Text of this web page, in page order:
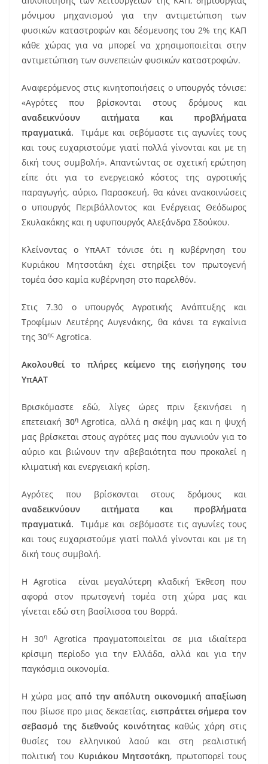
μόνιμου μηχανισμού για την αντιμετώπιση των
φυσικών καταστροφών και δέσμευσης του 2% της ΚΑΠ
κάθε χώρας για να μπορεί να χρησιμοποιείται στην
αντιμετώπιση των συνεπειών φυσικών καταστροφών.
Αναφερόμενος στις κινητοποιήσεις ο υπουργός τόνισε:
«Αγρότες που βρίσκονται στους δρόμους και
αναδεικνύουν αιτήματα και προβλήματα
πραγματικά.Τιμάμε και σεβόμαστε τις αγωνίες τους
και τους ευχαριστούμε γιατί πολλά γίνονται και με τη
δική τους συμβολή». Απαντώντας σε σχετική ερώτηση
είπε ότι για το ενεργειακό κόστος της αγροτικής
παραγωγής, αύριο, Παρασκευή, θα κάνει ανακοινώσεις
ο υπουργός Περιβάλλοντος και Ενέργειας Θεόδωρος
Σκυλακάκης και η υφυπουργός Αλεξάνδρα Σδούκου.
Κλείνοντας ο ΥπΑΑΤ τόνισε ότι η κυβέρνηση του
Κυριάκου Μητσοτάκη έχει στηρίξει τον πρωτογενή
τομέα όσο καμία κυβέρνηση στο παρελθόν.
Στις 7.30 ο υπουργός Αγροτικής Ανάπτυξης και
Τροφίμων Λευτέρης Αυγενάκης, θα κάνει τα εγκαίνια
της 30ης Agrotica.
Ακολουθεί το πλήρες κείμενο της εισήγησης του
ΥπΑΑΤ
Βρισκόμαστε εδώ, λίγες ώρες πριν ξεκινήσει η
επετειακή 30η Agrotica, αλλά η σκέψη μας και η ψυχή
μας βρίσκεται στους αγρότες μας που αγωνιούν για το
αύριο και βιώνουν την αβεβαιότητα που προκαλεί η
κλιματική και ενεργειακή κρίση.
Αγρότες που βρίσκονται στους δρόμους και
αναδεικνύουν αιτήματα και προβλήματα
πραγματικά.Τιμάμε και σεβόμαστε τις αγωνίες τους
και τους ευχαριστούμε γιατί πολλά γίνονται και με τη
δική τους συμβολή.
Η Agrotica είναι μεγαλύτερη κλαδική Έκθεση που
αφορά στον πρωτογενή τομέα στη χώρα μας και
γίνεται εδώ στη βασίλισσα του Βορρά.
Η 30η
Agrotica πραγματοποιείται σε μια ιδιαίτερα
κρίσιμη περίοδο για την Ελλάδα, αλλά και για την
παγκόσμια οικονομία.
Η χώρα μας από την απόλυτη οικονομική απαξίωση
που βίωσε προ μιας δεκαετίας, εισπράττει σήμερα τον
σεβασμό της διεθνούς κοινότητας καθώς χάρη στις
θυσίες του ελληνικού λαού και στη ρεαλιστική
πολιτική του Κυριάκου Μητσοτάκη, πρωτοπορεί τους